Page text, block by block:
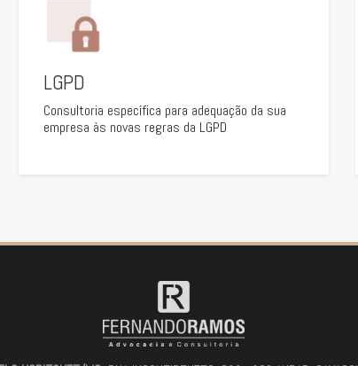
LGPD
Consultoria específica para adequação da sua
empresa às novas regras da LGPD